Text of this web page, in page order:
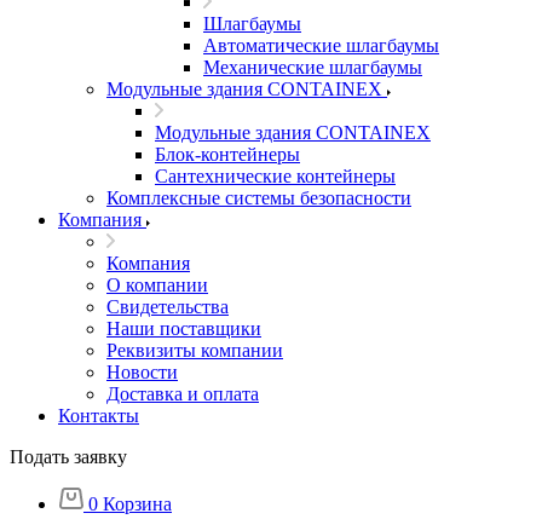
Шлагбаумы
Автоматические шлагбаумы
Механические шлагбаумы
Модульные здания CONTAINEX
Модульные здания CONTAINEX
Блок-контейнеры
Сантехнические контейнеры
Комплексные системы безопасности
Компания
Компания
О компании
Свидетельства
Наши поставщики
Реквизиты компании
Новости
Доставка и оплата
Контакты
Подать заявку
0 Корзина